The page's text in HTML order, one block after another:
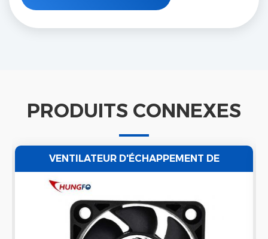
PRODUITS CONNEXES
VENTILATEUR D'ÉCHAPPEMENT DE
VENTILATEUR D'AIR POUR NETTOYEUR À
ULTRASONS ÉTANCHE